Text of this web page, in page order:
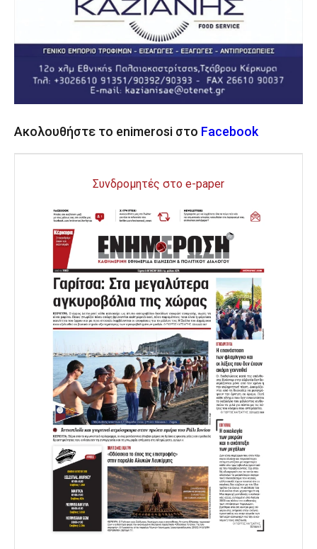
Ακολουθήστε το enimerosi στο Facebook
Συνδρομητές στο e-paper